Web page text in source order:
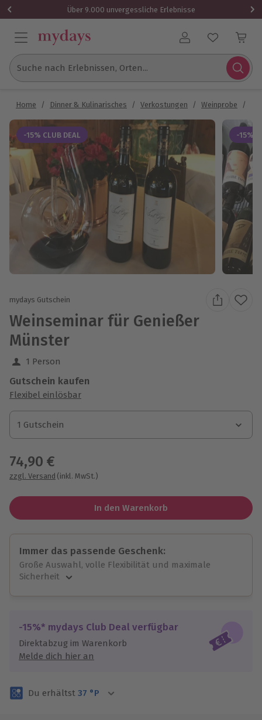
Über 9.000 unvergessliche Erlebnisse
Benutzerkonto
Suche nach Erlebnissen, Orten...
Home / Dinner & Kulinarisches / Verkostungen / Weinprobe /
-15% CLUB DEAL -15%
mydays Gutschein
Weinseminar für Genießer
Münster
1 Person
Gutschein kaufen
Flexibel einlösbar
1 Gutschein
1 Gutschein
1 Gutschein
74,90 €
zzgl. Versand (inkl. MwSt.)
In den Warenkorb
Immer das passende Geschenk:
Große Auswahl, volle Flexibilität und maximale
Sicherheit
Jeder Gutschein für alle Erlebnisse einlösbar.
Maximale Sicherheit
3 Jahre gültig & verlängerbar.
-15%* mydays Club Deal verfügbar
Direktabzug im Warenkorb
Melde dich hier an
Du erhältst 37 °P